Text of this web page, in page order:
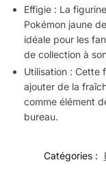
Effigie : La
Pokémon jaune
idéale pour les
de collection à
Utilisation : Cette
ajouter de la
comme élément
bureau.
Catégories :